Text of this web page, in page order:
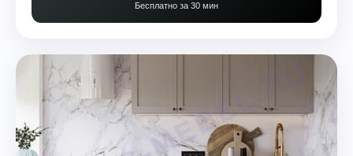
Бесплатно за 30 мин